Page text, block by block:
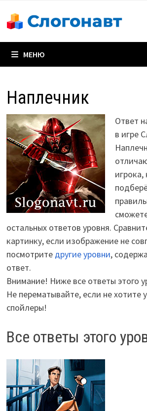
содержимому
МЕНЮ
Наплечник
Ответ
в игре
игрока,
остальных ответов уровня.
картинку, если изображение не
посмотрите другие уровни,
ответ.
Внимание! Ниже все ответы этого
Не перематывайте, если не хотите
спойлеры!
Все ответы этого